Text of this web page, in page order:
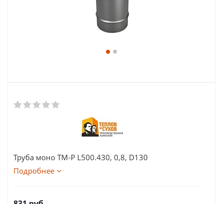
Труба моно ТМ-Р L500.430, 0,8, D130
Подробнее